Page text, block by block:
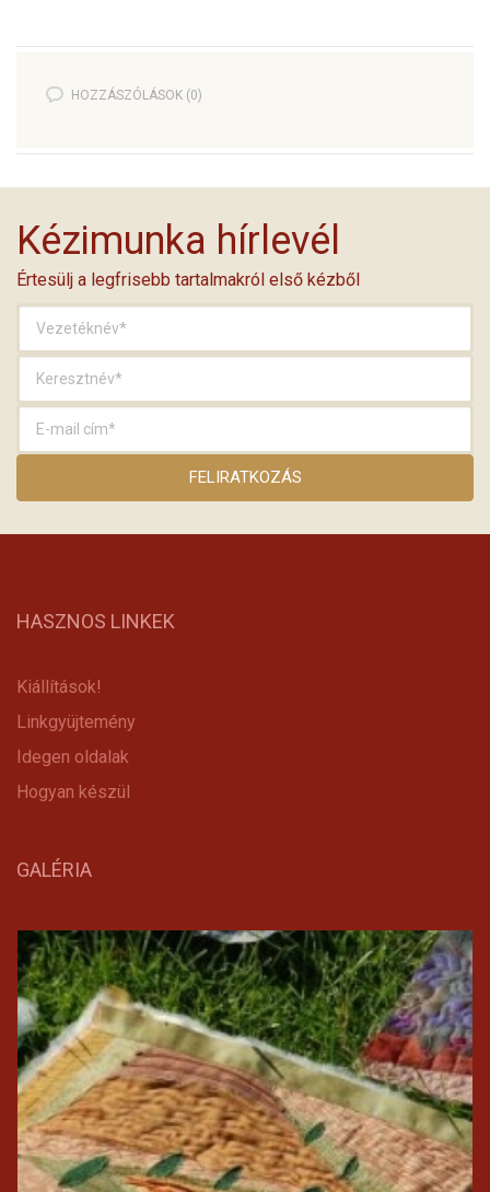
HOZZÁSZÓLÁSOK (0)
Kézimunka hírlevél
Értesülj a legfrisebb tartalmakról első kézből
HASZNOS LINKEK
Kiállítások!
Linkgyüjtemény
Idegen oldalak
Hogyan készül
GALÉRIA